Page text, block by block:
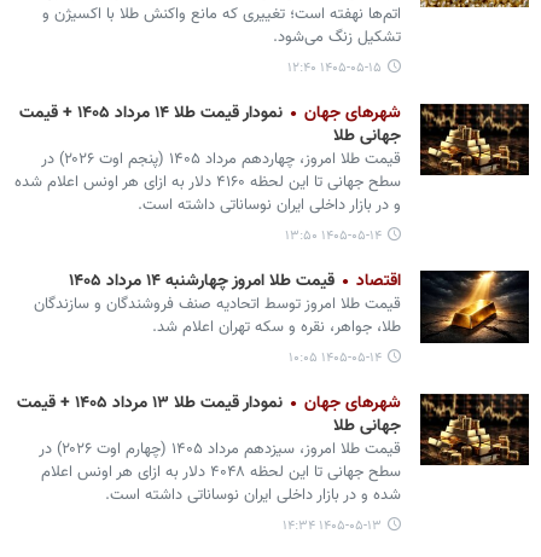
اتم‌ها نهفته است؛ تغییری که مانع واکنش طلا با اکسیژن و
تشکیل زنگ می‌شود.
۱۴۰۵-۰۵-۱۵ ۱۲:۴۰
شهرهای جهان
نمودار قیمت طلا ۱۴ مرداد ۱۴۰۵ + قیمت
جهانی طلا
قیمت طلا امروز، چهاردهم مرداد ۱۴۰۵ (‌پنجم اوت ۲۰۲۶) در
سطح جهانی تا این لحظه ۴۱۶۰ دلار به ازای هر اونس اعلام شده
و در بازار داخلی ایران نوساناتی داشته است.
۱۴۰۵-۰۵-۱۴ ۱۳:۵۰
اقتصاد قیمت طلا امروز چهارشنبه ۱۴ مرداد ۱۴۰۵
قیمت طلا امروز توسط اتحادیه صنف فروشندگان و سازندگان
طلا، جواهر، نقره و سکه تهران اعلام شد.
۱۴۰۵-۰۵-۱۴ ۱۰:۰۵
شهرهای جهان
نمودار قیمت طلا ۱۳ مرداد ۱۴۰۵ + قیمت
جهانی طلا
قیمت طلا امروز، سیزدهم مرداد ۱۴۰۵ (‌چهارم اوت ۲۰۲۶) در
سطح جهانی تا این لحظه ۴۰۴۸ دلار به ازای هر اونس اعلام
شده و در بازار داخلی ایران نوساناتی داشته است.
۱۴۰۵-۰۵-۱۳ ۱۴:۳۴